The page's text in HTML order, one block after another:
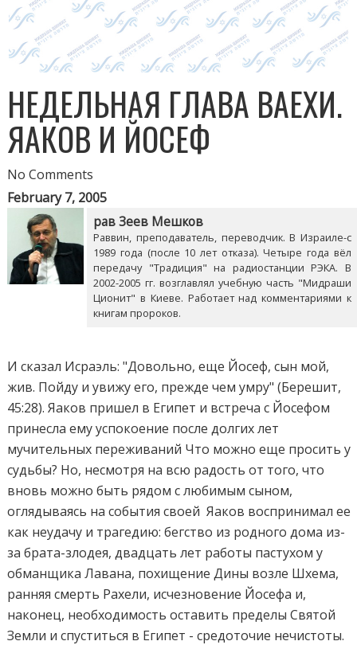
НЕДЕЛЬНАЯ ГЛАВА ВАЕХИ.
ЯАКОВ И ЙОСЕФ
No Comments
February 7, 2005
рав Зеев Мешков
Раввин, преподаватель, переводчик. В Израиле-с
1989 года (после 10 лет отказа). Четыре года вёл
передачу "Традиция" на радиостанции РЭКА. В
2002-2005 гг. возглавлял учебную часть "Мидраши
Ционит" в Киеве. Работает над комментариями к
книгам пророков.
И сказал Исраэль: "Довольно, еще Йосеф, сын мой,
жив. Пойду и увижу его, прежде чем умру" (Берешит,
45:28). Яаков пришел в Египет и встреча с Йосефом
принесла ему успокоение после долгих лет
мучительных переживаний Что можно еще просить у
судьбы? Но, несмотря на всю радость от того, что
вновь можно быть рядом с любимым сыном,
оглядываясь на события своей Яаков воспринимал ее
как неудачу и трагедию: бегство из родного дома из-
за брата-злодея, двадцать лет работы пастухом у
обманщика Лавана, похищение Дины возле Шхема,
ранняя смерть Рахели, исчезновение Йосефа и,
наконец, необходимость оставить пределы Святой
Земли и спуститься в Египет - средоточие нечистоты.